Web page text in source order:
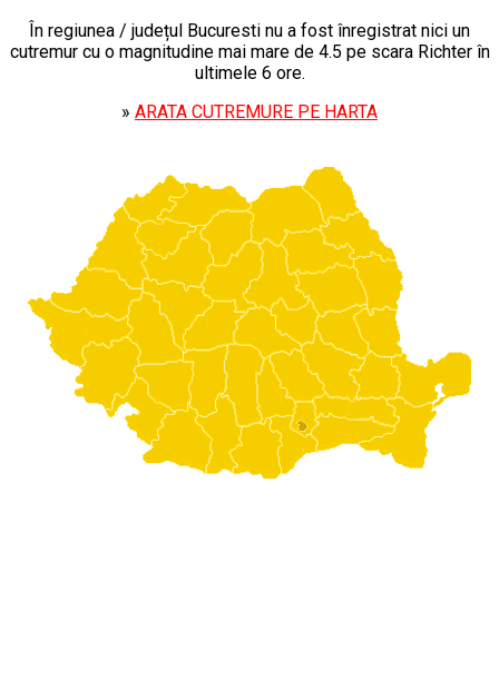
În regiunea / județul Bucuresti nu a fost înregistrat nici un
cutremur cu o magnitudine mai mare de 4.5 pe scara Richter în
ultimele 6 ore.
» ARATA CUTREMURE PE HARTA